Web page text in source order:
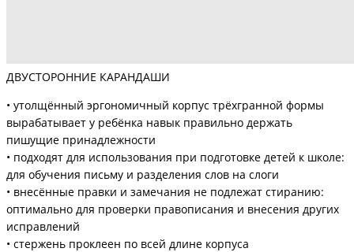
ДВУСТОРОННИЕ КАРАНДАШИ
• утолщённый эргономичный корпус трёхгранной формы
вырабатывает у ребёнка навык правильно держать
пишущие принадлежности
• подходят для использования при подготовке детей к школе:
для обучения письму и разделения слов на слоги
• внесённые правки и замечания не подлежат стиранию:
оптимально для проверки правописания и внесения других
исправлений
• стержень проклеен по всей длине корпуса